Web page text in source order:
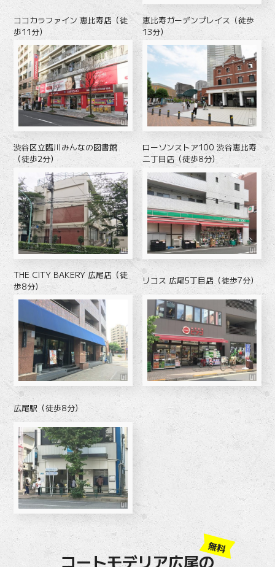
ココカラファイン 恵比寿店（徒
歩11分）
恵比寿ガーデンプレイス（徒歩
13分）
渋谷区立臨川みんなの図書館
（徒歩2分）
ローソンストア100 渋谷恵比寿
二丁目店（徒歩8分）
THE CITY BAKERY 広尾店（徒
歩8分）
リコス 広尾5丁目店（徒歩7分）
広尾駅（徒歩8分）
コートモデリア広尾の
無料